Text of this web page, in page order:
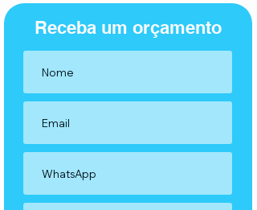
Receba um orçamento